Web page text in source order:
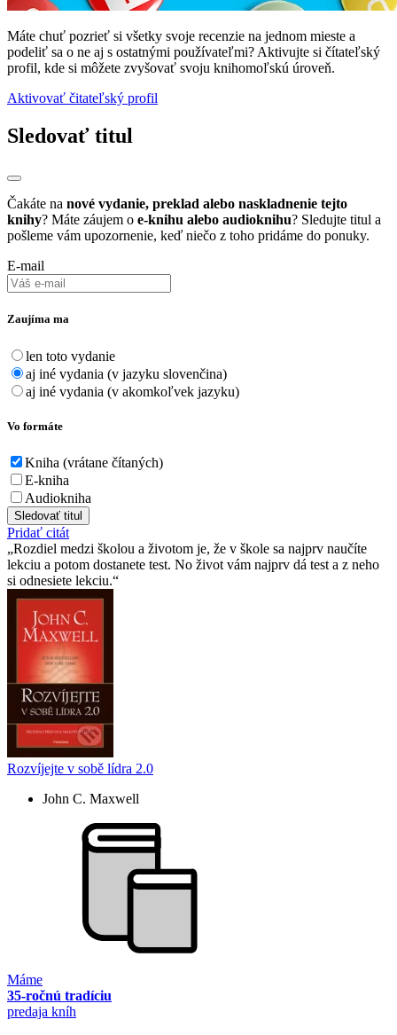
Máte chuť pozrieť si všetky svoje recenzie na jednom mieste a
podeliť sa o ne aj s ostatnými používateľmi? Aktivujte si čítateľský
profil, kde si môžete zvyšovať svoju knihomoľskú úroveň.
Aktivovať čitateľský profil
Sledovať titul
Čakáte na nové vydanie, preklad alebo naskladnenie tejto
knihy? Máte záujem o e-knihu alebo audioknihu? Sledujte titul a
pošleme vám upozornenie, keď niečo z toho pridáme do ponuky.
E-mail
Zaujíma ma
len toto vydanie
aj iné vydania (v jazyku slovenčina)
aj iné vydania (v akomkoľvek jazyku)
Vo formáte
Kniha (vrátane čítaných)
E-kniha
Audiokniha
Sledovať titul
Pridať citát
Rozdiel medzi školou a životom je, že v škole sa najprv naučíte
lekciu a potom dostanete test. No život vám najprv dá test a z neho
si odnesiete lekciu.
Rozvíjejte v sobě lídra 2.0
John C. Maxwell
Máme
35-ročnú tradíciu
predaja kníh